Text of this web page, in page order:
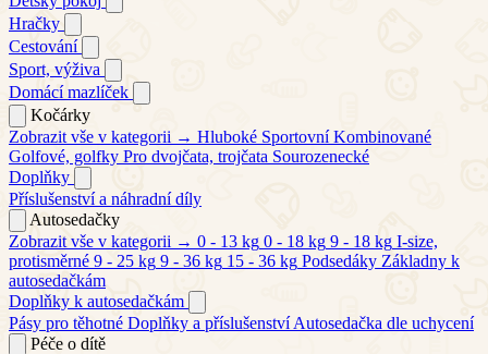
Hračky
Cestování
Sport, výživa
Domácí mazlíček
Kočárky
Zobrazit vše v kategorii → Hluboké Sportovní Kombinované
Golfové, golfky Pro dvojčata, trojčata Sourozenecké
Doplňky
Příslušenství a náhradní díly
Autosedačky
Zobrazit vše v kategorii → 0 - 13 kg 0 - 18 kg 9 - 18 kg I-size,
protisměrné 9 - 25 kg 9 - 36 kg 15 - 36 kg Podsedáky Základny k
autosedačkám
Doplňky k autosedačkám
Pásy pro těhotné Doplňky a příslušenství Autosedačka dle uchycení
Péče o dítě